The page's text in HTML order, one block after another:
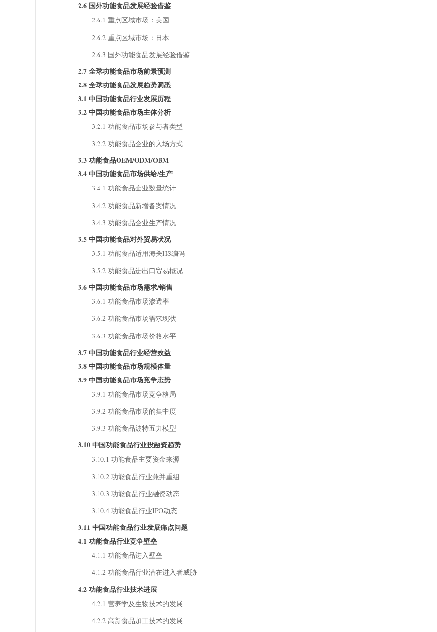
2.6 国外功能食品发展经验借鉴
2.6.1 重点区域市场：美国
2.6.2 重点区域市场：日本
2.6.3 国外功能食品发展经验借鉴
2.7 全球功能食品市场前景预测
2.8 全球功能食品发展趋势洞悉
3.1 中国功能食品行业发展历程
3.2 中国功能食品市场主体分析
3.2.1 功能食品市场参与者类型
3.2.2 功能食品企业的入场方式
3.3 功能食品OEM/ODM/OBM
3.4 中国功能食品市场供给/生产
3.4.1 功能食品企业数量统计
3.4.2 功能食品新增备案情况
3.4.3 功能食品企业生产情况
3.5 中国功能食品对外贸易状况
3.5.1 功能食品适用海关HS编码
3.5.2 功能食品进出口贸易概况
3.6 中国功能食品市场需求/销售
3.6.1 功能食品市场渗透率
3.6.2 功能食品市场需求现状
3.6.3 功能食品市场价格水平
3.7 中国功能食品行业经营效益
3.8 中国功能食品市场规模体量
3.9 中国功能食品市场竞争态势
3.9.1 功能食品市场竞争格局
3.9.2 功能食品市场的集中度
3.9.3 功能食品波特五力模型
3.10 中国功能食品行业投融资趋势
3.10.1 功能食品主要资金来源
3.10.2 功能食品行业兼并重组
3.10.3 功能食品行业融资动态
3.10.4 功能食品行业IPO动态
3.11 中国功能食品行业发展痛点问题
4.1 功能食品行业竞争壁垒
4.1.1 功能食品进入壁垒
4.1.2 功能食品行业潜在进入者威胁
4.2 功能食品行业技术进展
4.2.1 营养学及生物技术的发展
4.2.2 高新食品加工技术的发展